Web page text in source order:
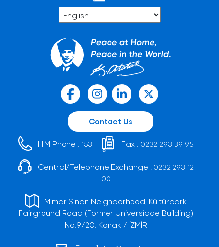
Contact Us
HIM Phone : 153 Fax : 0232 293 39 95
Central/Telephone Exchange : 0232 293 12
00
Mimar Sinan Neighborhood, Kültürpark
Fairground Road (Former Universiade Building)
No:9/20, Konak / İZMİR